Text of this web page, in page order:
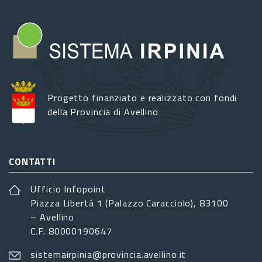
Progetto finanziato e realizzato con fondi
della Provincia di Avellino
CONTATTI
Ufficio Infopoint
Piazza Libertá 1 (Palazzo Caracciolo), 83100
– Avellino
C.F. 80000190647
sistemairpinia@provincia.avellino.it